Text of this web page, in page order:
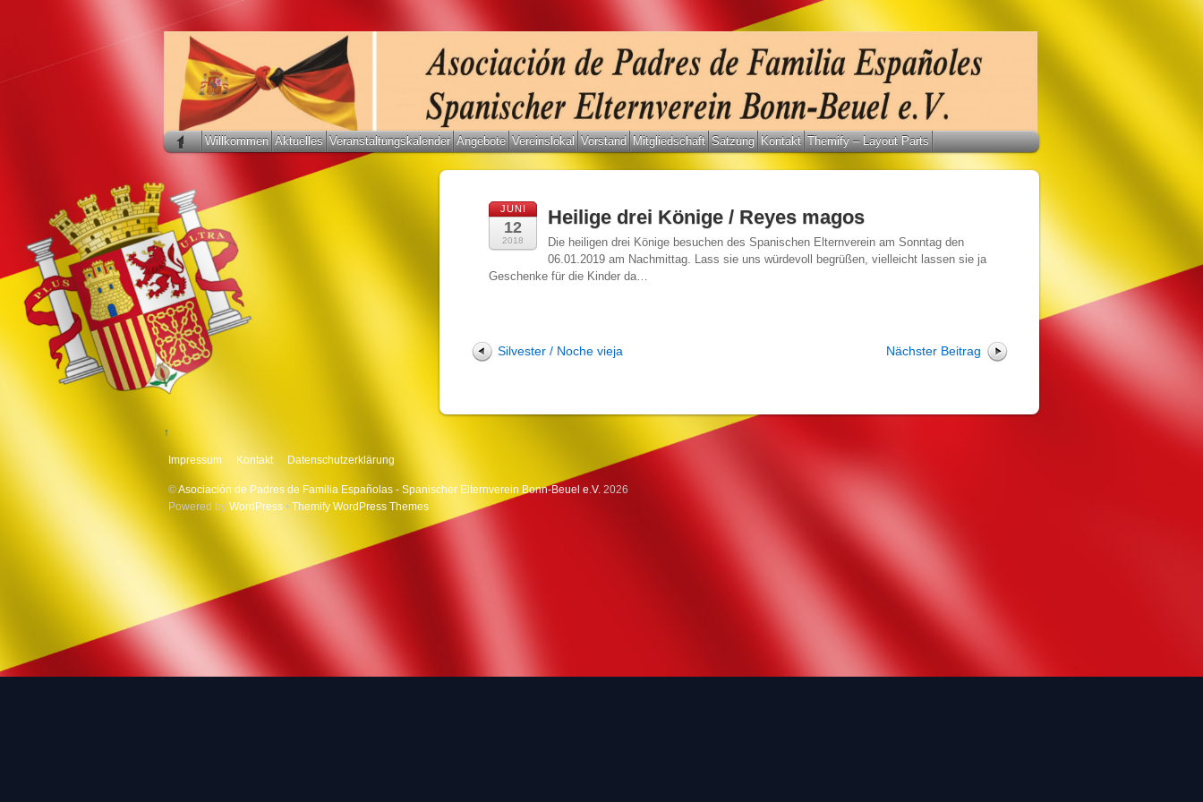
Willkommen Aktuelles Veranstaltungskalender Angebote Vereinslokal Vorstand Mitgliedschaft Satzung Kontakt Themify – Layout Parts
JUNI
12
2018
Heilige drei Könige / Reyes magos
Die heiligen drei Könige besuchen des Spanischen Elternverein am Sonntag den
06.01.2019 am Nachmittag. Lass sie uns würdevoll begrüßen, vielleicht lassen sie ja
Geschenke für die Kinder da…
Silvester / Noche vieja Nächster Beitrag
↑
Impressum Kontakt Datenschutzerklärung
© Asociación de Padres de Familia Españolas - Spanischer Elternverein Bonn-Beuel e.V. 2026
Powered by WordPress • Themify WordPress Themes